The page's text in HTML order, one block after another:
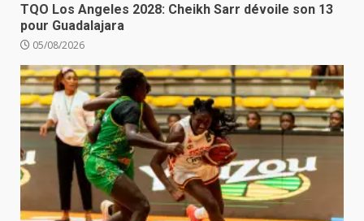
TQO Los Angeles 2028: Cheikh Sarr dévoile son 13
pour Guadalajara
05/08/2026